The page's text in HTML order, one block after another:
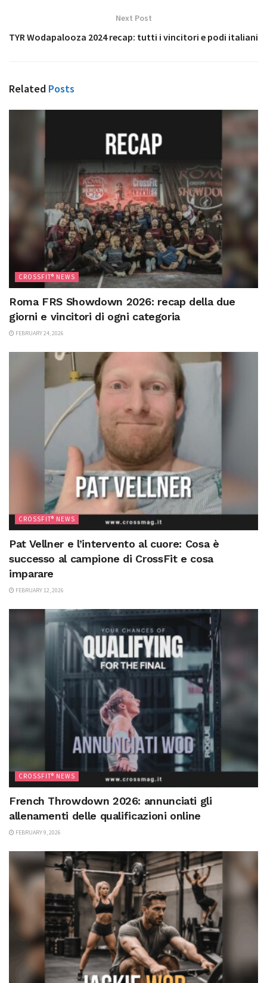
Next Post
TYR Wodapalooza 2024 recap: tutti i vincitori e podi italiani
Related Posts
CROSSFIT® NEWS
Roma FRS Showdown 2026: recap della due
giorni e vincitori di ogni categoria
FEBRUARY 24, 2026
CROSSFIT® NEWS
Pat Vellner e l’intervento al cuore: Cosa è
successo al campione di CrossFit e cosa
imparare
FEBRUARY 12, 2026
CROSSFIT® NEWS
French Throwdown 2026: annunciati gli
allenamenti delle qualificazioni online
FEBRUARY 9, 2026